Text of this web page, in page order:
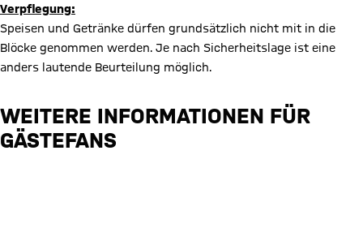
Verpflegung:
Speisen und Getränke dürfen grundsätzlich nicht mit in die
Blöcke genommen werden. Je nach Sicherheitslage ist eine
anders lautende Beurteilung möglich.
WEITERE INFORMATIONEN FÜR
GÄSTEFANS